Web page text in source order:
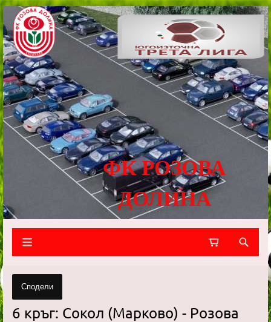
ФК РОЗОВА
ДОЛИНА
Сподели
6 кръг: Сокол (Марково) - Розова